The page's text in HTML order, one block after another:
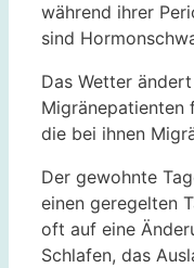
während ihrer
sind
Das Wetter
Migränepatienten
die bei ihnen
Der gewohnte
einen geregelten
oft auf eine
Schlafen, das